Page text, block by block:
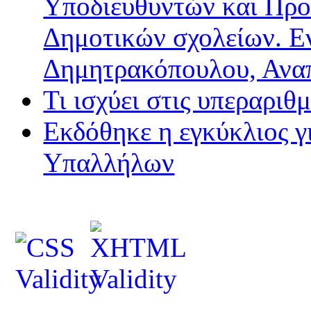
Υποδιευθυντών και
Δημοτικών σχολείων.
Δημητρακόπουλου,
Τι ισχύει στις
Εκδόθηκε η εγκύκλιος
Υπαλλήλων